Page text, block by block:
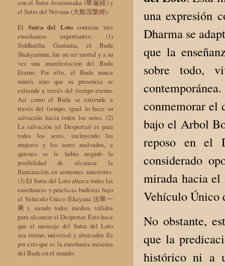
una expresión
Dharma se
que la
sobre todo,
conmemorar el
bajo el Arbol
reposo en el
considerado
mirada hacia el
Vehículo Único
No obstante,
que la
histórico ni a
con el Sutra Avatamsaka (華厳経) y
el Sutra del Nirvana (大般涅槃經).
El Sutra del Lotocontiene tres
enseñanzas importantes: (1)
Siddhartha Gautama, el Buda
Shakyamuni, fue un ser mortal y a su
vez una manifestación del Buda
Eterno. Por ello, el Buda nunca
murió, sino que su presencia se
extiende a través del tiempo eterno.
Así como el Buda se extiende a
través del tiempo, igual lo hace su
salvación hacia todos los seres. (2)
La salvación (el Despertar) es para
todos los seres, incluyendo las
mujeres y los seres malvados, a
quienes se le había negado la
posibilidad de alcanzar la
Iluminación en sermones anteriores.
(3) El Sutra del Loto abarca todas las
enseñanzas y prácticas budistas bajo
el Vehículo Único (Ekayana 法華一
乘), siendo todos medios válidos
para alcanzar el Despertar. Esto hace
que el mensaje del Sutra del Loto
sea eterno, universal y abarcador. Es
por esto que es la enseñanza máxima
del Buda en el mundo.